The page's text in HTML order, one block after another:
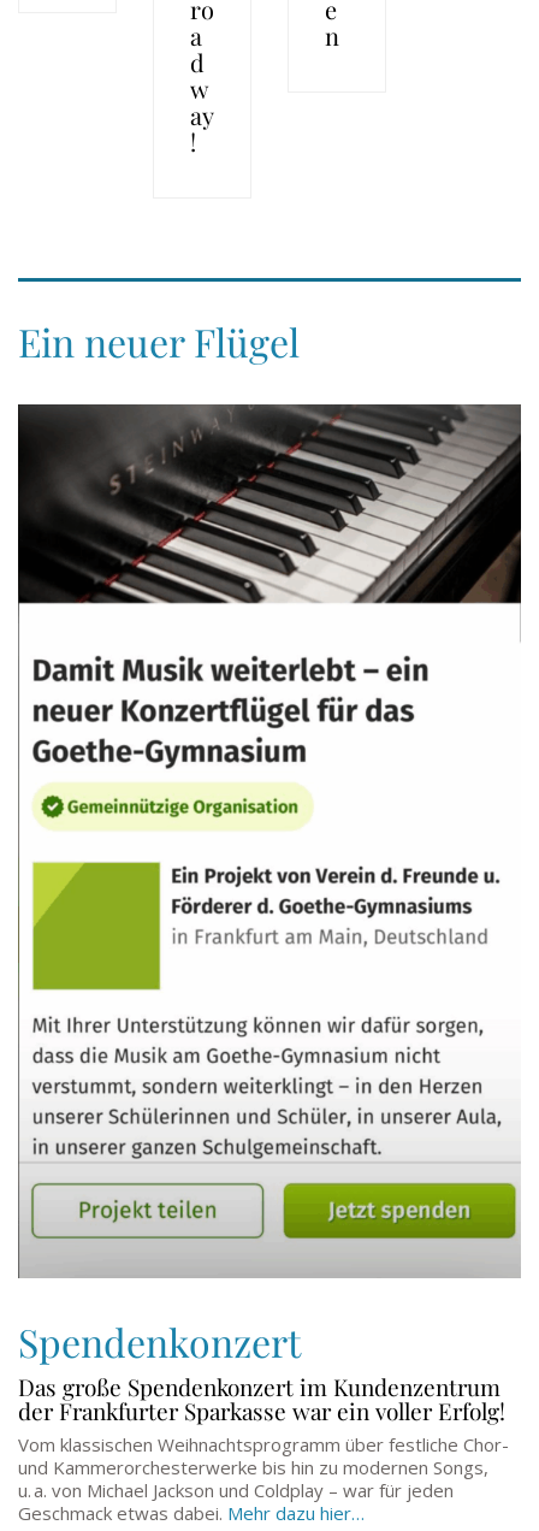
ro
a
d
w
ay
!
e
n
Ein neuer Flügel
Spendenkonzert
Das große Spendenkonzert im Kundenzentrum
der Frankfurter Sparkasse war ein voller Erfolg!
Vom klassischen Weihnachtsprogramm über festliche Chor-
und Kammerorchesterwerke bis hin zu modernen Songs,
u. a. von Michael Jackson und Coldplay – war für jeden
Geschmack etwas dabei. Mehr dazu hier…